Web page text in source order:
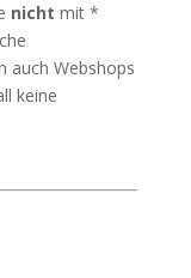
nicht mit *
auch Webshops
keine